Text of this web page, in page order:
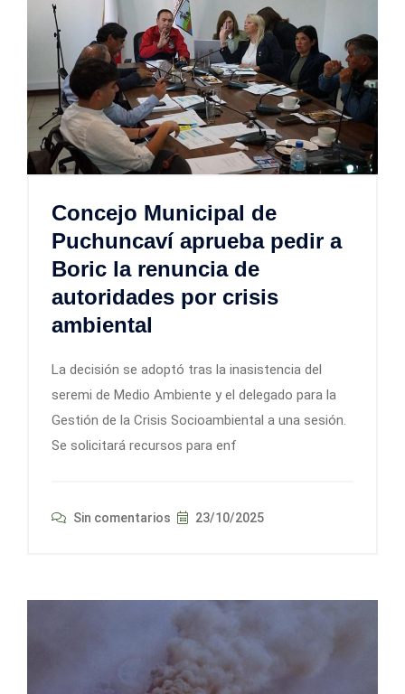
Concejo Municipal de
Puchuncaví aprueba pedir a
Boric la renuncia de
autoridades por crisis
ambiental
La decisión se adoptó tras la inasistencia del
seremi de Medio Ambiente y el delegado para la
Gestión de la Crisis Socioambiental a una sesión.
Se solicitará recursos para enf
Sin comentarios 23/10/2025